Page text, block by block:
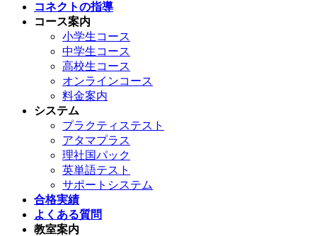
コネクトの指導
コース案内
小学生コース
中学生コース
高校生コース
オンラインコース
料金案内
システム
プラクティステスト
アタマプラス
理社国パック
英単語テスト
サポートシステム
合格実績
よくある質問
教室案内